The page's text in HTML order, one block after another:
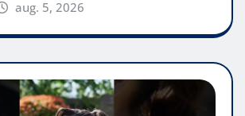
aug. 5, 2026